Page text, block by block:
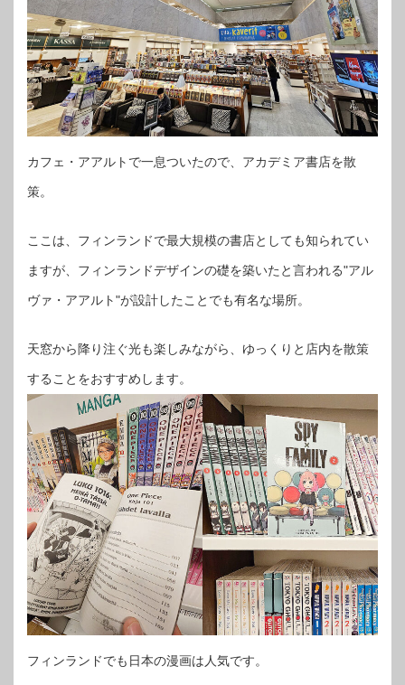
カフェ・アアルトで一息ついたので、アカデミア書店を散
策。
ここは、フィンランドで最大規模の書店としても知られてい
ますが、フィンランドデザインの礎を築いたと言われる"アル
ヴァ・アアルト"が設計したことでも有名な場所。
天窓から降り注ぐ光も楽しみながら、ゆっくりと店内を散策
することをおすすめします。
フィンランドでも日本の漫画は人気です。